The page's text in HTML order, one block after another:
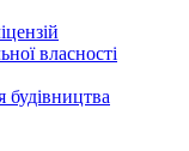
власності
будівництва